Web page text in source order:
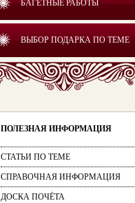
БАГЕТНЫЕ РАБОТЫ
ВЫБОР ПОДАРКА ПО ТЕМЕ
ПОЛЕЗНАЯ ИНФОРМАЦИЯ
СТАТЬИ ПО ТЕМЕ
СПРАВОЧНАЯ ИНФОРМАЦИЯ
ДОСКА ПОЧЁТА